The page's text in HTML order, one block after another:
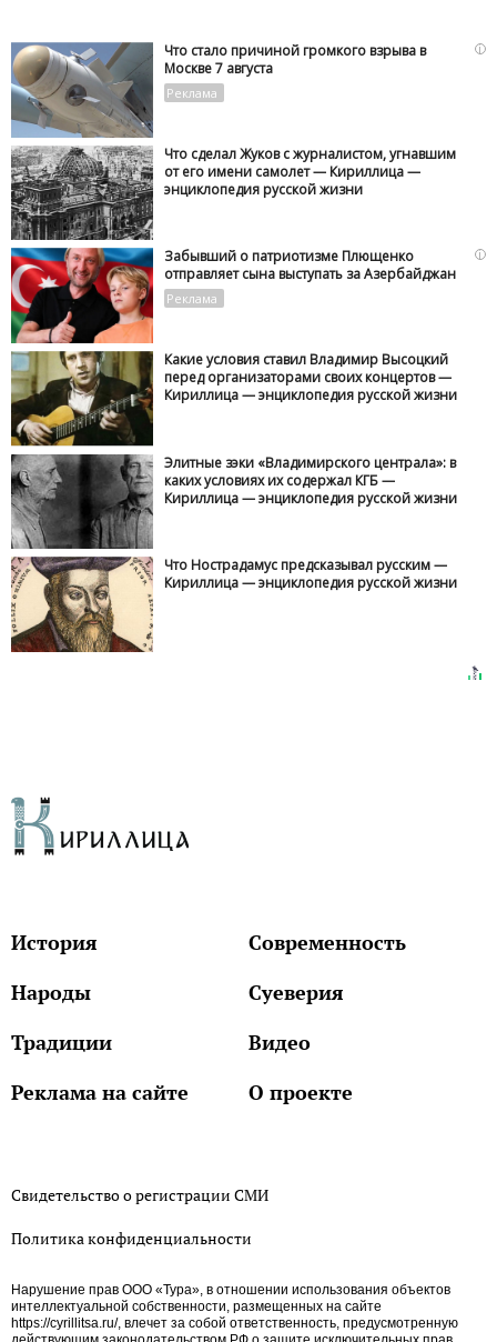
i
Что стало причиной громкого взрыва в
Москве 7 августа
Что сделал Жуков с журналистом, угнавшим
от его имени самолет — Кириллица —
энциклопедия русской жизни
i
Забывший о патриотизме Плющенко
отправляет сына выступать за Азербайджан
Какие условия ставил Владимир Высоцкий
перед организаторами своих концертов —
Кириллица — энциклопедия русской жизни
Элитные зэки «Владимирского централа»: в
каких условиях их содержал КГБ —
Кириллица — энциклопедия русской жизни
Что Нострадамус предсказывал русским —
Кириллица — энциклопедия русской жизни
История
Современность
Народы
Суеверия
Традиции
Видео
Реклама на сайте
О проекте
Свидетельство о регистрации СМИ
Политика конфиденциальности
Нарушение прав ООО «Тура», в отношении использования объектов
интеллектуальной собственности, размещенных на сайте
https://cyrillitsa.ru/, влечет за собой ответственность, предусмотренную